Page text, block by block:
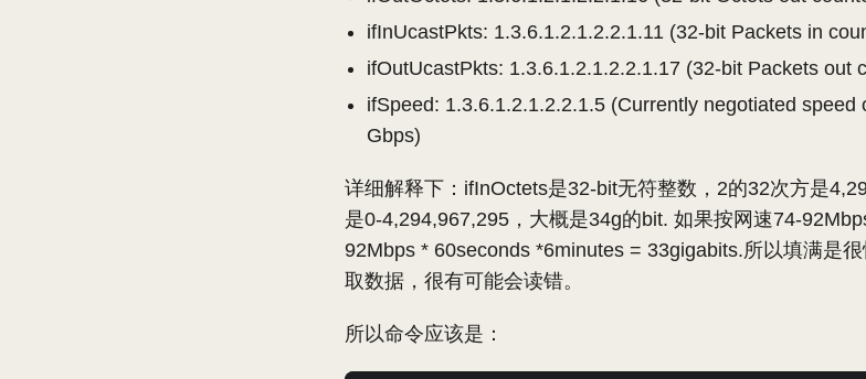
ifInUcastPkts: 1.3.6.1.2.1.2.2.1.11 (32-bit Packets in
ifOutUcastPkts: 1.3.6.1.2.1.2.2.1.17 (32-bit Packets out
ifSpeed: 1.3.6.1.2.1.2.2.1.5 (Currently negotiated
Gbps)
详细解释下：ifInOctets是32-bit无符整数，2的32次方是
是0-4,294,967,295，大概是34g的bit. 如果按网速74-
92Mbps * 60seconds *6minutes = 33gigabits.所以填满是
取数据，很有可能会读错。
所以命令应该是：